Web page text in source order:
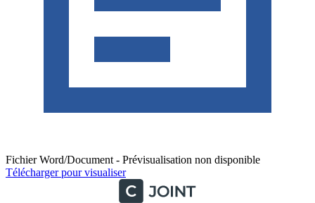
Fichier Word/Document - Prévisualisation non disponible
Télécharger pour visualiser